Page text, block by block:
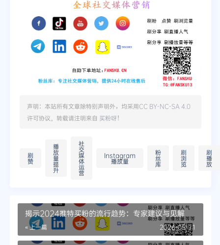
声明：本站所有文章除特别声明外，均采用CC BY-NC-SA 4.0
许可协议。转载请注明来自 买粉呀！
刷
赞
播
放
量
提
升
社
交
媒
体
运
营
Instagram
播放量
粉
丝
库
刷
浏
览
刷
播
放
揭示2024推特买粉的流行趋势：专家建议与见解
« 上一篇 2026-05-11